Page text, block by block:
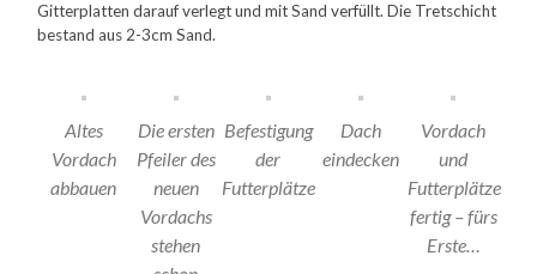
Gitterplatten darauf verlegt und mit Sand verfüllt. Die Tretschicht
bestand aus 2-3cm Sand.
Altes
Vordach
abbauen
Die ersten
Pfeiler des
neuen
Vordachs
stehen
Befestigung
der
Futterplätze
Dach
eindecken
Vordach
und
Futterplätze
fertig – fürs
Erste…